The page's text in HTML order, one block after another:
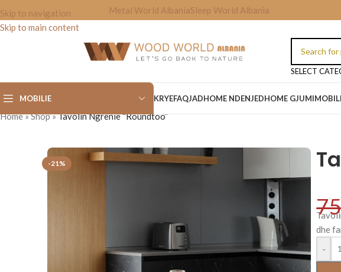
Skip to navigation
Skip to main content
Metal World AlbaniaSleep World Albania
SELECT
MOBILIE KRYEFAQJADHOME NDENJEDHOME GJUMI
Home»Shop»Tavolin Ngrenie “Roundtoo”
-21%
dhe
-